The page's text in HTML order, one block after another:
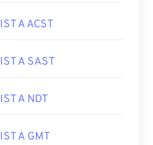
IST A ACST
IST A SAST
IST A NDT
IST A GMT